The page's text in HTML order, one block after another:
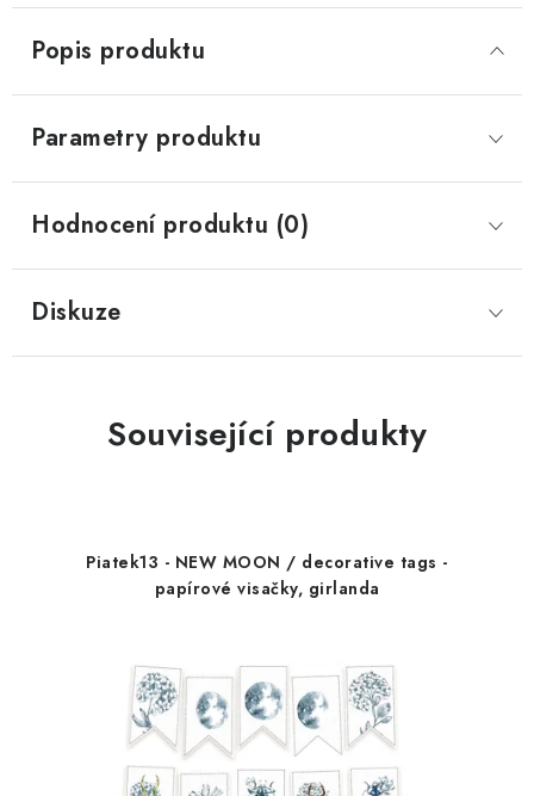
Popis produktu
Parametry produktu
Hodnocení produktu (0)
Diskuze
Související produkty
Piatek13 - NEW MOON / decorative tags -
papírové visačky, girlanda